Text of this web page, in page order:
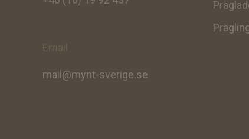
mail@mynt-sverige.se